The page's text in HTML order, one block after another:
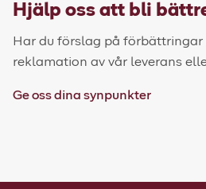
Hjälp oss att bli
Har du förslag på förbättringar
reklamation av vår leverans
Ge oss dina synpunkter